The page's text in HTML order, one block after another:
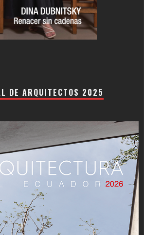
DE ARQUITECTOS 2025